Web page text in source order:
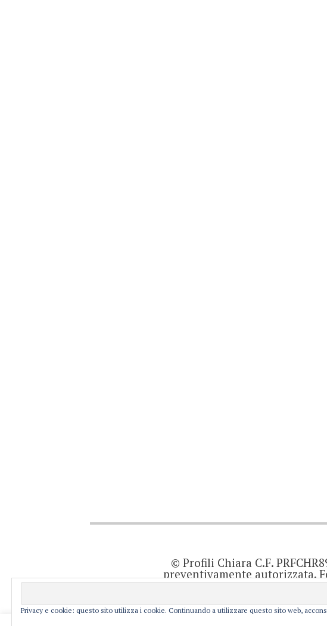
© Profili Chiara C.F.
preventivamente autorizzata.
quanto viene aggiornato
prodotto editoriale ai
responsabile
Privacy e cookie: questo sito utilizza i cookie. Continuando a utilizzare questo sito web,